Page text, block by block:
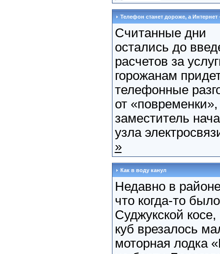
Телефон станет дороже, а Интернет
Считанные дни
остались до
расчетов за
горожанам
телефонные
от
заместитель
узла
»
Как в воду канул
Недавно в
что когда-то
Суджукской
куб врезалось
моторная лодка